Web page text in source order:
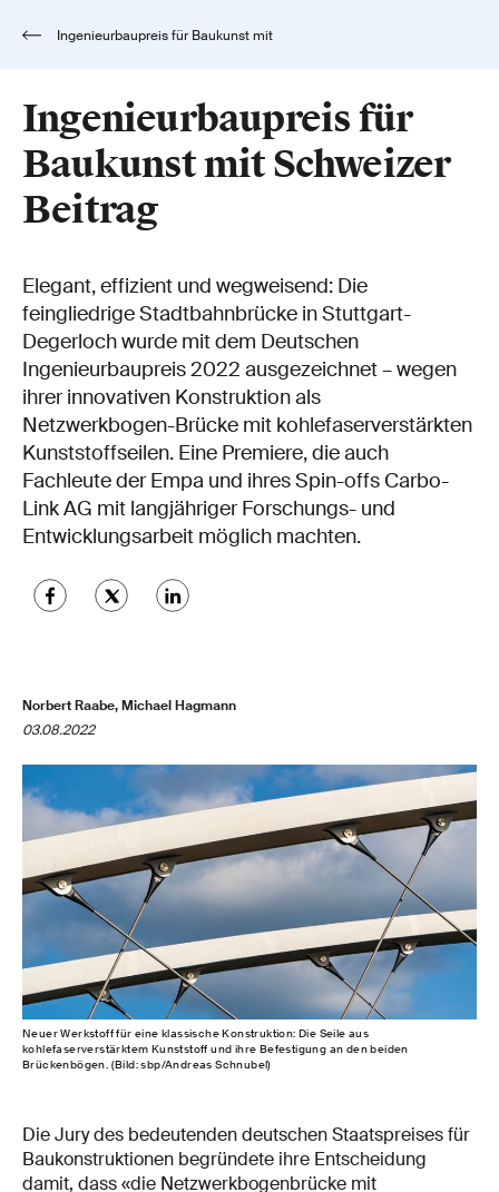
Ingenieurbaupreis für
Baukunst mit Schweizer
Beitrag
Elegant, effizient und wegweisend: Die
feingliedrige Stadtbahnbrücke in Stuttgart-
Degerloch wurde mit dem Deutschen
Ingenieurbaupreis 2022 ausgezeichnet – wegen
ihrer innovativen Konstruktion als
Netzwerkbogen-Brücke mit kohlefaserverstärkten
Kunststoffseilen. Eine Premiere, die auch
Fachleute der Empa und ihres Spin-offs Carbo-
Link AG mit langjähriger Forschungs- und
Entwicklungsarbeit möglich machten.
Norbert Raabe, Michael Hagmann
03.08.2022
Neuer Werkstoff für eine klassische Konstruktion: Die Seile aus
kohlefaserverstärktem Kunststoff und ihre Befestigung an den beiden
Brückenbögen. (Bild: sbp/Andreas Schnubel)
Die Jury des bedeutenden deutschen Staatspreises für
Baukonstruktionen begründete ihre Entscheidung
damit, dass «die Netzwerkbogenbrücke mit